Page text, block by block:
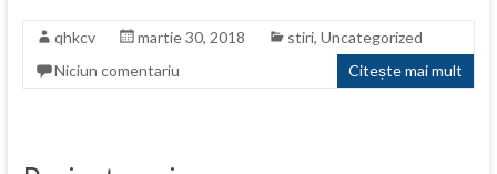
qhkcv martie 30, 2018 stiri, Uncategorized
Niciun comentariu
Citește mai mult